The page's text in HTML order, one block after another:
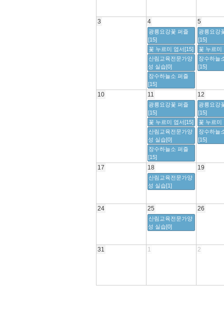
3 4 5
10 11 12
17 18 19
24 25 26
31 1 2
광릉요강꽃 퍼즐
[15]
광릉요강
[15]
꽃 누르미 엽서[15]
꽃 누르미
산림교육전문가양
성 실습[0]
장수하늘
[15]
장수하늘소 퍼즐
[15]
광릉요강꽃 퍼즐
[15]
광릉요강
[15]
꽃 누르미 엽서[15]
꽃 누르미
산림교육전문가양
성 실습[0]
장수하늘
[15]
장수하늘소 퍼즐
[15]
산림교육전문가양
성 실습[1]
산림교육전문가양
성 실습[0]